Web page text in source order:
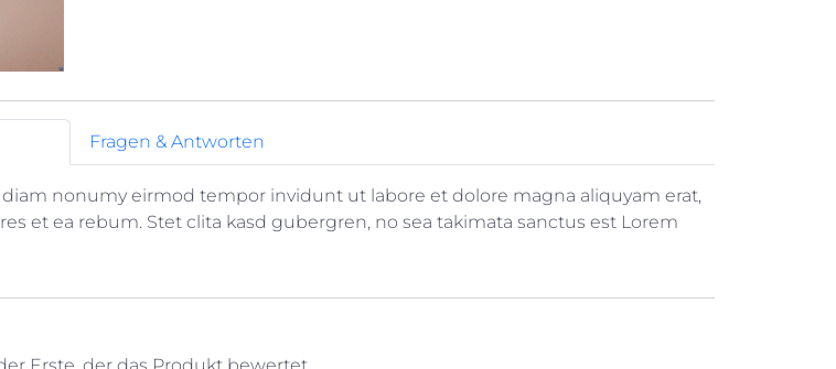
Fragen & Antworten
nonumy eirmod tempor invidunt ut labore et dolore magna aliquyam erat,
et ea rebum. Stet clita kasd gubergren, no sea takimata sanctus est Lorem